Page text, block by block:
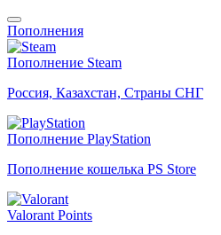
Пополнения
Пополнение Steam
Россия, Казахстан, Страны СНГ
Пополнение PlayStation
Пополнение кошелька PS Store
Valorant Points